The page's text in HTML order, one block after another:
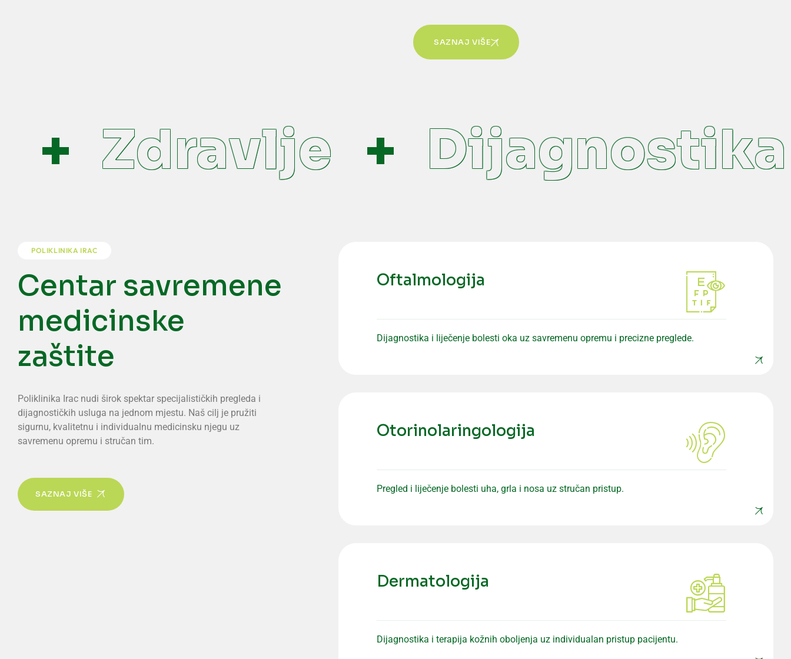
SAZNAJ VIŠE
Zdravlje Dijagnostika
POLIKLINIKA IRAC
Centar savremene
medicinske
zaštite
Poliklinika Irac nudi širok spektar specijalističkih pregleda i
dijagnostičkih usluga na jednom mjestu. Naš cilj je pružiti
sigurnu, kvalitetnu i individualnu medicinsku njegu uz
savremenu opremu i stručan tim.
SAZNAJ VIŠE
Oftalmologija
Dijagnostika i liječenje bolesti oka uz savremenu opremu i precizne preglede.
Otorinolaringologija
Pregled i liječenje bolesti uha, grla i nosa uz stručan pristup.
Dermatologija
Dijagnostika i terapija kožnih oboljenja uz individualan pristup pacijentu.